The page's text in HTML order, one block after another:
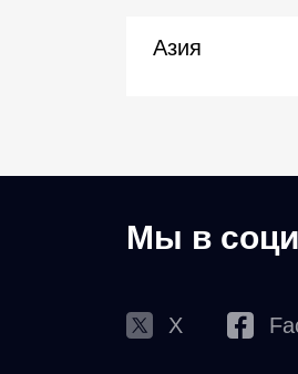
Азия
Мы в
X